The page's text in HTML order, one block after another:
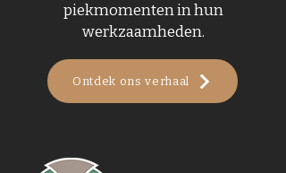
piekmomenten in hun
werkzaamheden.
Ontdek ons verhaal